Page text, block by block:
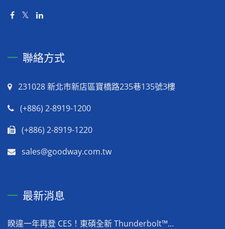
聯絡方式
231028 新北市新店區寶橋路235巷135號3樓
(+886) 2-8919-1200
(+886) 2-8919-1220
sales@goodway.com.tw
最新消息
睽違一年再登 CES！東碩全新 Thunderbolt™...